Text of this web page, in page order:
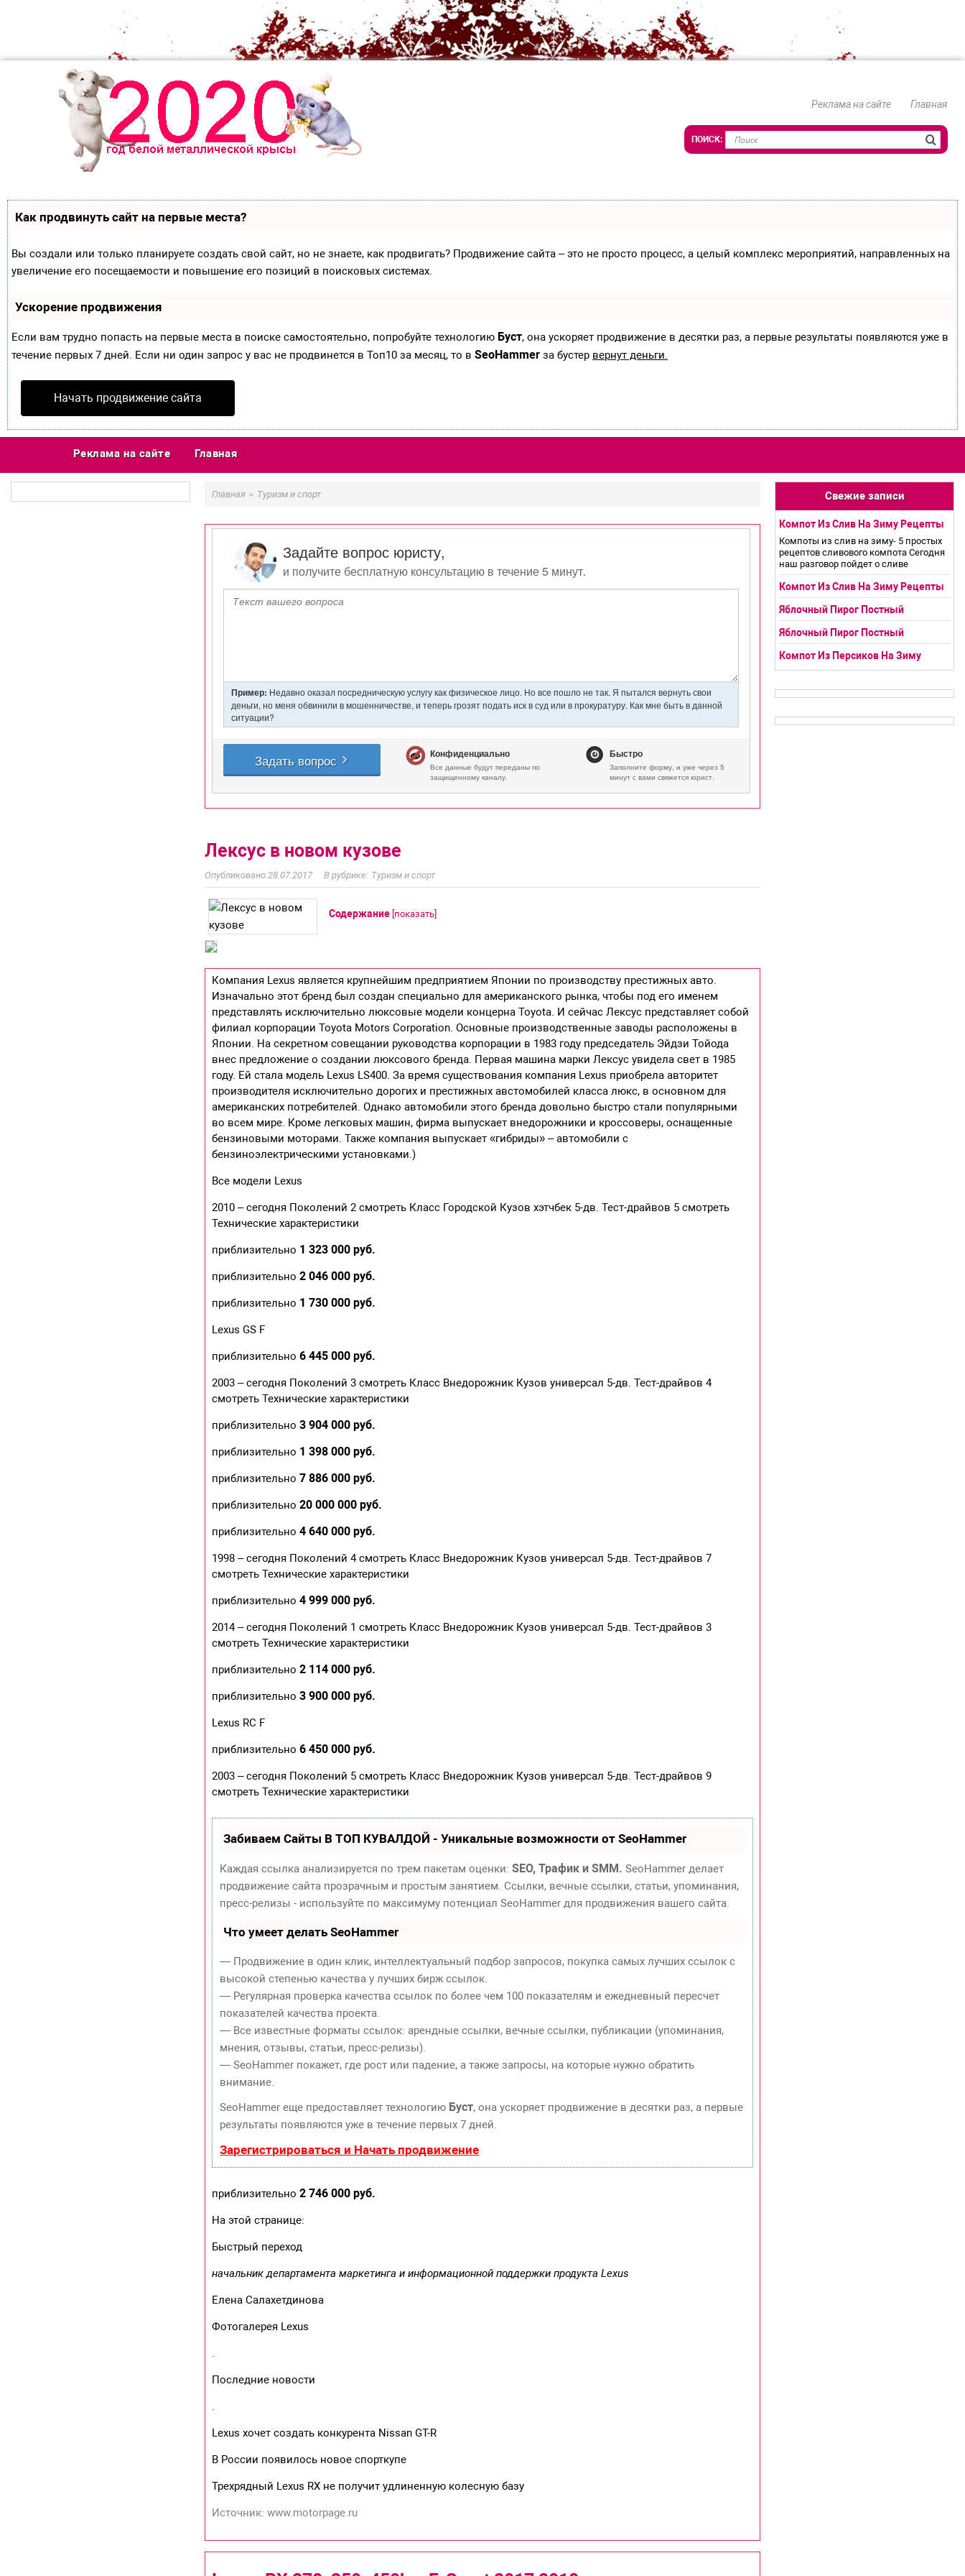
Реклама на сайте Главная
Как продвинуть сайт на первые места?
Вы создали или только планируете создать свой сайт, но не знаете, как продвигать? Продвижение сайта – это не просто процесс, а целый комплекс мероприятий, направленных на
увеличение его посещаемости и повышение его позиций в поисковых системах.
Ускорение продвижения
Если вам трудно попасть на первые места в поиске самостоятельно, попробуйте технологию Буст, она ускоряет продвижение в десятки раз, а первые результаты появляются уже в
течение первых 7 дней. Если ни один запрос у вас не продвинется в Топ10 за месяц, то в SeoHammer за бустер вернут деньги.
Начать продвижение сайта
Реклама на сайте Главная
Главная » Туризм и спорт
Лексус в новом кузове
28.07.2017 Туризм и спорт
Содержание показать
Компания Lexus является крупнейшим предприятием Японии по производству престижных авто.
Изначально этот бренд был создан специально для американского рынка, чтобы под его именем
представлять исключительно люксовые модели концерна Toyota. И сейчас Лексус представляет собой
филиал корпорации Toyota Motors Corporation. Основные производственные заводы расположены в
Японии. На секретном совещании руководства корпорации в 1983 году председатель Эйдзи Тойода
внес предложение о создании люксового бренда. Первая машина марки Лексус увидела свет в 1985
году. Ей стала модель Lexus LS400. За время существования компания Lexus приобрела авторитет
производителя исключительно дорогих и престижных австомобилей класса люкс, в основном для
американских потребителей. Однако автомобили этого бренда довольно быстро стали популярными
во всем мире. Кроме легковых машин, фирма выпускает внедорожники и кроссоверы, оснащенные
бензиновыми моторами. Также компания выпускает «гибриды» – автомобили с
бензиноэлектрическими установками.)
Все модели Lexus
2010 – сегодня Поколений 2 смотреть Класс Городской Кузов хэтчбек 5-дв. Тест-драйвов 5 смотреть
Технические характеристики
приблизительно 1 323 000 руб.
приблизительно2 046 000 руб.
приблизительно 1 730 000 руб.
Lexus GS F
приблизительно6 445 000 руб.
2003 – сегодня Поколений 3 смотреть Класс Внедорожник Кузов универсал 5-дв. Тест-драйвов 4
смотреть Технические характеристики
приблизительно3 904 000 руб.
приблизительно 1 398 000 руб.
приблизительно7 886 000 руб.
приблизительно20 000 000 руб.
приблизительно4 640 000 руб.
1998 – сегодня Поколений 4 смотреть Класс Внедорожник Кузов универсал 5-дв. Тест-драйвов 7
смотреть Технические характеристики
приблизительно4 999 000 руб.
2014 – сегодня Поколений 1 смотреть Класс Внедорожник Кузов универсал 5-дв. Тест-драйвов 3
смотреть Технические характеристики
приблизительно2 114 000 руб.
приблизительно3 900 000 руб.
Lexus RC F
приблизительно6 450 000 руб.
2003 – сегодня Поколений 5 смотреть Класс Внедорожник Кузов универсал 5-дв. Тест-драйвов 9
смотреть Технические характеристики
Забиваем Сайты В ТОП КУВАЛДОЙ - Уникальные возможности от SeoHammer
Каждая ссылка анализируется по трем пакетам оценки:SEO, Трафик и SMM. SeoHammer делает
продвижение сайта прозрачным и простым занятием. Ссылки, вечные ссылки, статьи, упоминания,
пресс-релизы - используйте по максимуму потенциал SeoHammer для продвижения вашего сайта.
Что умеет делать SeoHammer
— Продвижение в один клик, интеллектуальный подбор запросов, покупка самых лучших ссылок с
высокой степенью качества у лучших бирж ссылок.
— Регулярная проверка качества ссылок по более чем 100 показателям и ежедневный пересчет
показателей качества проекта.
— Все известные форматы ссылок: арендные ссылки, вечные ссылки, публикации (упоминания,
мнения, отзывы, статьи, пресс-релизы).
— SeoHammer покажет, где рост или падение, а также запросы, на которые нужно обратить
внимание.
SeoHammer еще предоставляет технологию Буст, она ускоряет продвижение в десятки раз, а первые
результаты появляются уже в течение первых 7 дней.
Зарегистрироваться и Начать продвижение
приблизительно2 746 000 руб.
На этой странице:
Быстрый переход
начальник департамента маркетинга и информационной поддержки продукта Lexus
Елена Салахетдинова
Фотогалерея Lexus
.
Последние новости
.
Lexus хочет создать конкурента Nissan GT-R
В России появилось новое спорткупе
Трехрядный Lexus RX не получит удлиненную колесную базу
Источник: www.motorpage.ru
Свежие записи
Компот Из Слив На Зиму Рецепты
Компоты из слив на зиму- 5 простых
рецептов сливового компота Сегодня
наш разговор пойдет о сливе
Компот Из Слив На Зиму Рецепты
Яблочный Пирог Постный
Яблочный Пирог Постный
Компот Из Персиков На Зиму